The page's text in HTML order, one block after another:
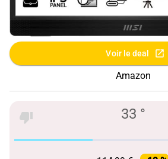
Voir le deal
Amazon
33 °